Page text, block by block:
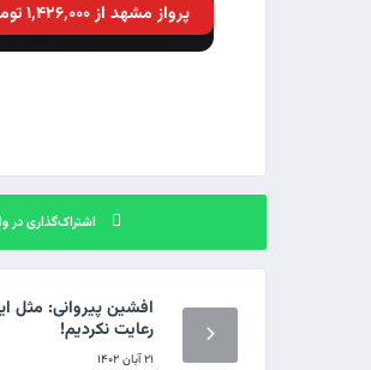
پرواز مشهد از ۱٬۴۲۶٬۰۰۰ تومان
اشتراک‌گذاری در
افشین پیروانی: مثل
رعایت نکردیم!
۲۱ آبان ۱۴۰۲